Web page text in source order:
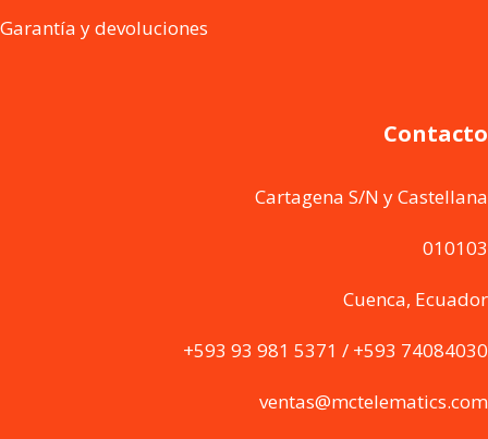
Garantía y devoluciones
Contacto
Cartagena S/N y Castellana
010103
Cuenca, Ecuador
+593 93 981 5371 / +593 74084030
ventas@mctelematics.com